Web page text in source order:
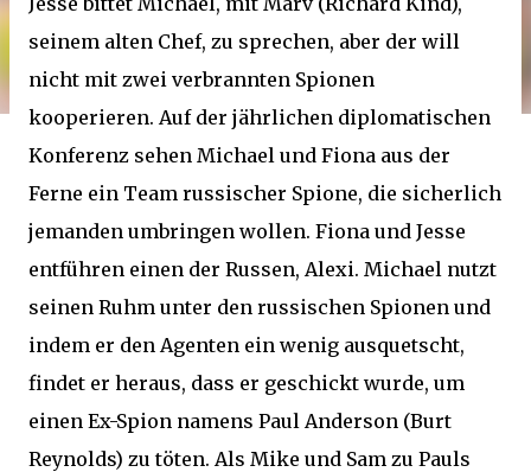
seinem alten Chef, zu sprechen, aber der will
nicht mit zwei verbrannten Spionen
kooperieren. Auf der jährlichen diplomatischen
Konferenz sehen Michael und Fiona aus der
Ferne ein Team russischer Spione, die sicherlich
jemanden umbringen wollen. Fiona und Jesse
entführen einen der Russen, Alexi. Michael nutzt
seinen Ruhm unter den russischen Spionen und
indem er den Agenten ein wenig ausquetscht,
findet er heraus, dass er geschickt wurde, um
einen Ex-Spion namens Paul Anderson (Burt
Reynolds) zu töten. Als Mike und Sam zu Pauls